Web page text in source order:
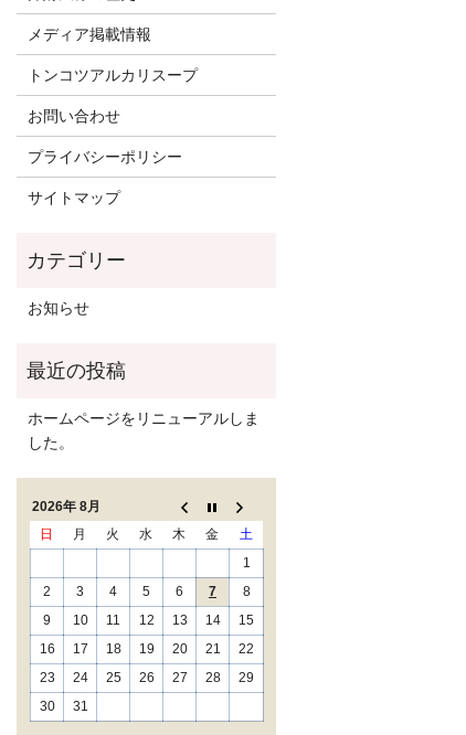
メディア掲載情報
トンコツアルカリスープ
お問い合わせ
プライバシーポリシー
サイトマップ
お知らせ
ホームページをリニューアルしま
した。
2026年 8月
日
月 火 水 木 金
土
1
2
3 4 5 6 7
8
9
10 11 12 13 14
15
16
17 18 19 20 21
22
23
24 25 26 27 28
29
30
31